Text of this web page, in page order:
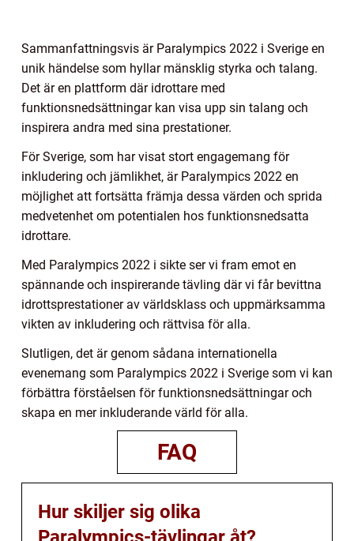
Sammanfattningsvis är Paralympics 2022 i Sverige en
unik händelse som hyllar mänsklig styrka och talang.
Det är en plattform där idrottare med
funktionsnedsättningar kan visa upp sin talang och
inspirera andra med sina prestationer.
För Sverige, som har visat stort engagemang för
inkludering och jämlikhet, är Paralympics 2022 en
möjlighet att fortsätta främja dessa värden och sprida
medvetenhet om potentialen hos funktionsnedsatta
idrottare.
Med Paralympics 2022 i sikte ser vi fram emot en
spännande och inspirerande tävling där vi får bevittna
idrottsprestationer av världsklass och uppmärksamma
vikten av inkludering och rättvisa för alla.
Slutligen, det är genom sådana internationella
evenemang som Paralympics 2022 i Sverige som vi kan
förbättra förståelsen för funktionsnedsättningar och
skapa en mer inkluderande värld för alla.
FAQ
Hur skiljer sig olika